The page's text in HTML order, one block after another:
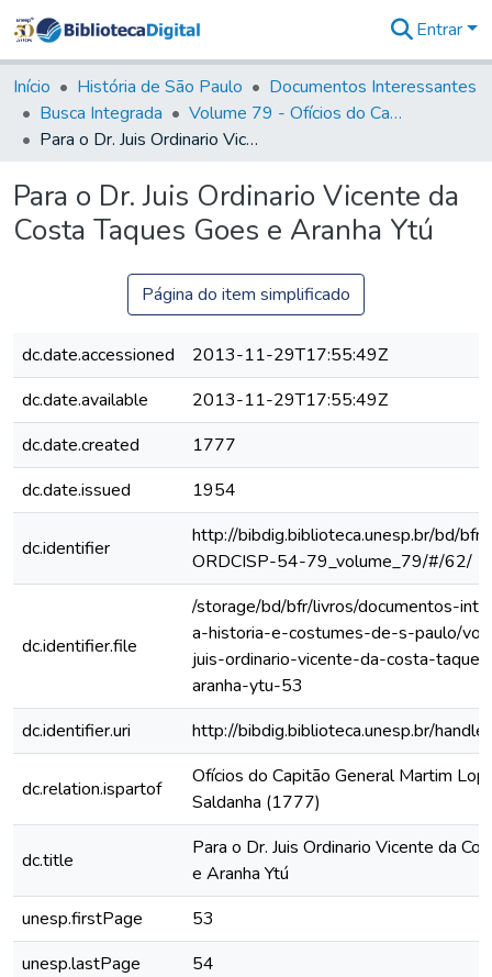
&
Coleções
Tudo na
Biblioteca
Estatísticas
Entrar
Início História de São Paulo
Documentos Interessantes
Busca Integrada
Volume 79 - Ofícios do Capitão General Martim Lopes Lobo de Saldanha (1777)
Para o Dr. Juis Ordinario Vicente da Costa Taques Goes e Aranha Ytú
Para o Dr. Juis Ordinario Vicente da
Costa Taques Goes e Aranha Ytú
Página do item simplificado
dc.date.accessioned
2013-11-29T17:55:49Z
dc.date.available
2013-11-29T17:55:49Z
dc.date.created
1777
dc.date.issued
1954
dc.identifier
http://bibdig.biblioteca.unesp.br/bd/
ORDCISP-54-79_volume_79/#/62/
dc.identifier.file
/storage/bd/bfr/livros/documentos-
a-historia-e-costumes-de-s-paulo/
juis-ordinario-vicente-da-costa-
aranha-ytu-53
dc.identifier.uri
http://bibdig.biblioteca.unesp.br/
dc.relation.ispartof
Ofícios do Capitão General Martim
Saldanha (1777)
dc.title
Para o Dr. Juis Ordinario Vicente da
e Aranha Ytú
unesp.firstPage
53
unesp.lastPage
54